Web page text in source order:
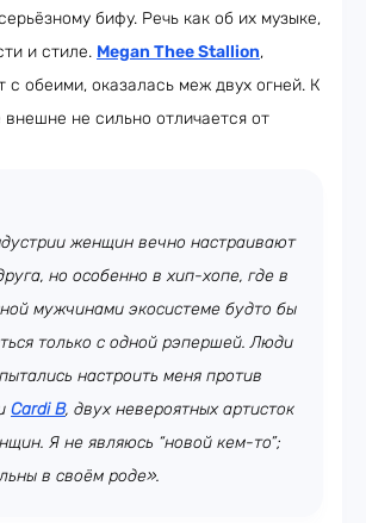
бифу. Речь как об их музыке,
и стиле. Megan Thee Stallion,
с обеими, оказалась меж двух огней. К
внешне не сильно отличается от
женщин вечно настраивают
но особенно в хип-хопе, где в
мужчинами экосистеме будто бы
только с одной рэпершей. Люди
настроить меня против
Cardi B, двух невероятных артисток
Я не являюсь “новой кем-то”;
в своём роде».